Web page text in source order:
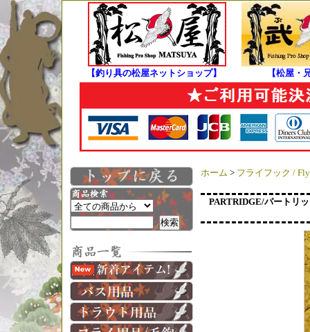
【釣り具の松屋ネットショップ】 【松屋・
ホーム > フライフック /
PARTRIDGE/パートリ